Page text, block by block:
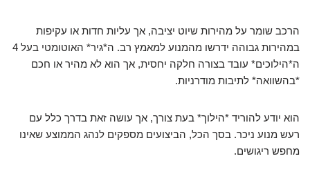
הרכב שומר על מהירות שיוט יציבה, אך עליות חדות או עקיפות
במהירות גבוהה ידרשו מהמנוע למאמץ רב. ה*גיר* האוטומטי בעל 4
ה*הילוכים* עובד בצורה חלקה יחסית, אך הוא לא מהיר או חכם
*בהשוואה* לתיבות מודרניות.
הוא יודע להוריד *הילוך* בעת צורך, אך עושה זאת בדרך כלל עם
רעש מנוע ניכר. בסך הכל, הביצועים מספקים לנהג הממוצע שאינו
מחפש ריגושים.